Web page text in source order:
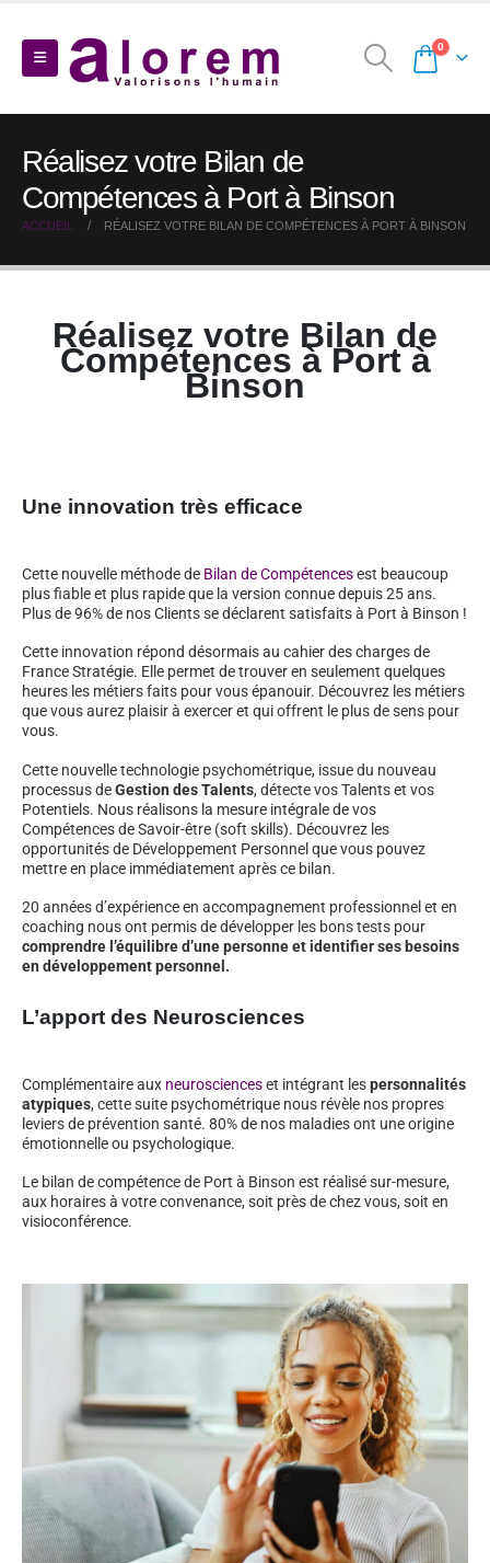
0
Réalisez votre Bilan de
Compétences à Port à Binson
ACCUEIL RÉALISEZ VOTRE BILAN DE COMPÉTENCES À PORT À BINSON
Réalisez votre Bilan de
Compétences à Port à
Binson
Une innovation très efficace
Cette nouvelle méthode de Bilan de Compétencesest beaucoup
plus fiable et plus rapide que la version connue depuis 25 ans.
Plus de 96% de nos Clients se déclarent satisfaits à Port à Binson !
Cette innovation répond désormais au cahier des charges de
France Stratégie. Elle permet de trouver en seulement quelques
heures les métiers faits pour vous épanouir. Découvrez les métiers
que vous aurez plaisir à exercer et qui offrent le plus de sens pour
vous.
Cette nouvelle technologie psychométrique, issue du nouveau
processus deGestion des Talents, détecte vos Talents et vos
Potentiels. Nous réalisons la mesure intégrale de vos
Compétences de Savoir-être (soft skills). Découvrez les
opportunités de Développement Personnel que vous pouvez
mettre en place immédiatement après ce bilan.
20 années d’expérience en accompagnement professionnel et en
coaching nous ont permis de développer les bons tests pour
comprendre l’équilibre d’une personne et identifier ses besoins
en développement personnel.
L’apport des Neurosciences
Complémentaire aux neuroscienceset intégrant lespersonnalités
atypiques, cette suite psychométrique nous révèle nos propres
leviers de prévention santé. 80% de nos maladies ont une origine
émotionnelle ou psychologique.
Le bilan de compétence de Port à Binson est réalisé sur-mesure,
aux horaires à votre convenance, soit près de chez vous, soit en
visioconférence.